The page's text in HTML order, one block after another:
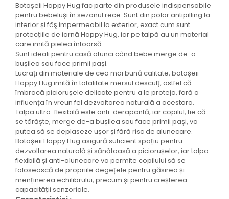
Botoșeii Happy Hug fac parte din produsele indispensabile
pentru bebeluși în sezonul rece. Sunt din polar antipilling la
interior și fâş impermeabil la exterior, exact cum sunt
protecțiile de iarnă Happy Hug, iar pe talpă au un material
care imită pielea întoarsă.
Sunt ideali pentru casă atunci când bebe merge de-a
bușilea sau face primii pași.
Lucrați din materiale de cea mai bună calitate, botoșeii
Happy Hug imită în totalitate mersul desculț, astfel că
îmbracă piciorușele delicate pentru a le proteja, fară a
influența în vreun fel dezvoltarea naturală a acestora.
Talpa ultra-flexibilă este anti-derapantă, iar copilul, fie că
se târăște, merge de-a bușilea sau face primii pași, va
putea să se deplaseze ușor și fără risc de alunecare.
Botoșeii Happy Hug asigură suficient spațiu pentru
dezvoltarea naturală și sănătoasă a piciorușelor, iar talpa
flexibilă și anti-alunecare va permite copilului să se
folosească de propriile degețele pentru găsirea și
menținerea echilibrului, precum și pentru creșterea
capacității senzoriale.